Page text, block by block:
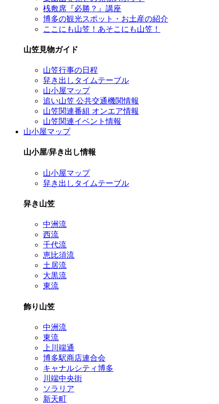
桟敷席『必勝？』講座
博多の観光スポット・お土産の紹介
ここにも山笠！あそこにも山笠！
山笠見物ガイド
山笠行事の日程
舁き出しタイムテーブル
山小屋マップ
追い山笠 公共交通機関情報
山笠関連番組 オンエア情報
山笠関連イベント情報
山小屋マップ
山小屋/舁き出し情報
山小屋マップ
舁き出しタイムテーブル
舁き山笠
中洲流
西流
千代流
恵比須流
土居流
大黒流
東流
飾り山笠
中洲流
東流
上川端通
博多駅商店連合会
キャナルシティ博多
川端中央街
ソラリア
新天町